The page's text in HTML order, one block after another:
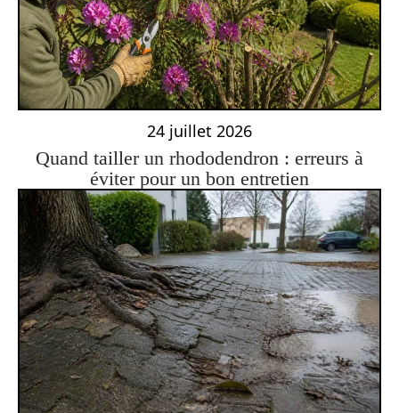
24 juillet 2026
Quand tailler un rhododendron : erreurs à
éviter pour un bon entretien